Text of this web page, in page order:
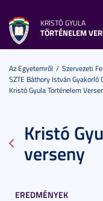
KRISTÓ GYULA
TÖRTÉNELEM
Az Egyetemről Szervezeti
SZTE Báthory István
Kristó Gyula Történelem
Kristó
verseny
EREDMÉNYEK